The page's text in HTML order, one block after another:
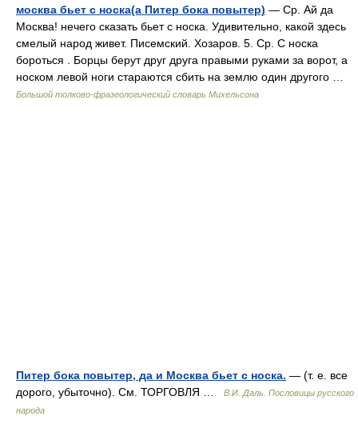
москва бьет с носка(а Питер бока повытер) — Ср. Ай да
Москва! нечего сказать бьет с носка. Удивительно, какой здесь
смелый народ живет. Писемский. Хозаров. 5. Ср. С носка
бороться . Борцы берут друг друга правыми руками за ворот, а
носком левой ноги стараются сбить на землю один другого …
Большой толково-фразеологический словарь Михельсона
Питер бока повытер, да и Москва бьет с носка. — (т. е. все
дорого, убыточно). См. ТОРГОВЛЯ …
В.И. Даль. Пословицы русского
народа